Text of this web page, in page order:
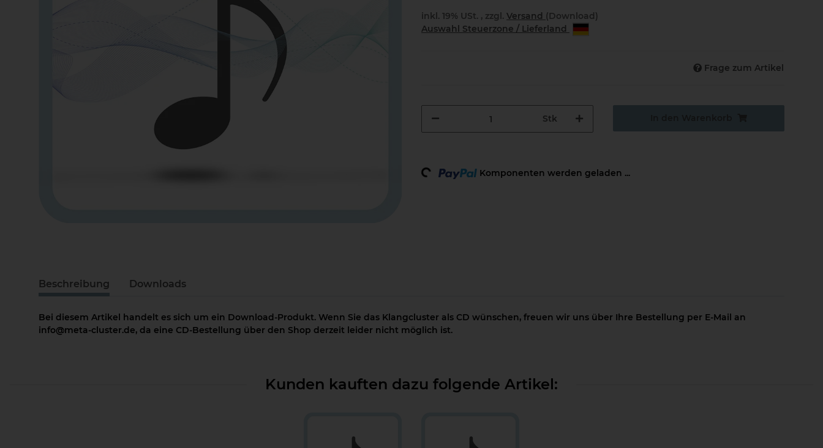
inkl. 19% USt. , zzgl. Versand (Download)
Auswahl Steuerzone / Lieferland
Frage zum Artikel
Stk
Loading... Komponenten werden geladen ...
Beschreibung Downloads
Bei diesem Artikel handelt es sich um ein Download-Produkt. Wenn Sie das Klangcluster als CD wünschen, freuen wir uns über Ihre Bestellung per E-Mail an
info@meta-cluster.de, da eine CD-Bestellung über den Shop derzeit leider nicht möglich ist.
Kunden kauften dazu folgende Artikel: